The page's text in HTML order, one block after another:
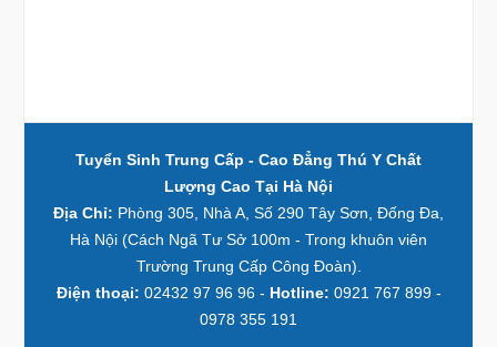
Tuyển Sinh Trung Cấp - Cao Đẳng Thú Y Chất
Lượng Cao Tại Hà Nội
Địa Chỉ: Phòng 305, Nhà A, Số 290 Tây Sơn, Đống Đa,
Hà Nội (Cách Ngã Tư Sở 100m - Trong khuôn viên
Trường Trung Cấp Công Đoàn).
Điện thoại: 02432 97 96 96 - Hotline: 0921 767 899 -
0978 355 191